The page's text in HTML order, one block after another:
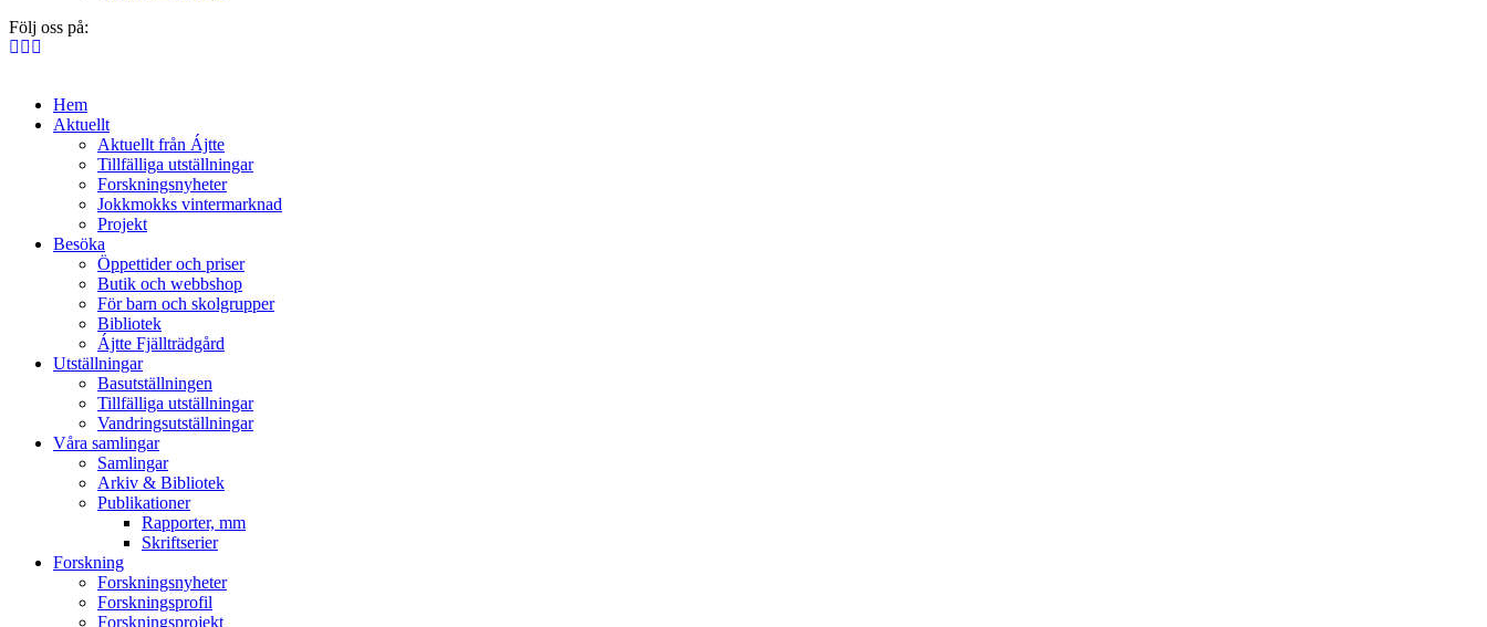
Följ oss på:
Hem
Aktuellt
Aktuellt från Ájtte
Tillfälliga utställningar
Forskningsnyheter
Jokkmokks vintermarknad
Projekt
Besöka
Öppettider och priser
Butik och webbshop
För barn och skolgrupper
Bibliotek
Ájtte Fjällträdgård
Utställningar
Basutställningen
Tillfälliga utställningar
Vandringsutställningar
Våra samlingar
Samlingar
Arkiv & Bibliotek
Publikationer
Rapporter, mm
Skriftserier
Forskning
Forskningsnyheter
Forskningsprofil
Forskningsprojekt